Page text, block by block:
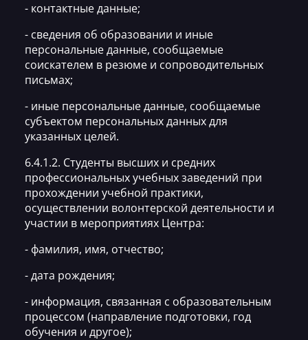
- контактные данные;
- сведения об образовании и иные
персональные данные, сообщаемые
соискателем в резюме и сопроводительных
письмах;
- иные персональные данные, сообщаемые
субъектом персональных данных для
указанных целей.
6.4.1.2. Студенты высших и средних
профессиональных учебных заведений при
прохождении учебной практики,
осуществлении волонтерской деятельности и
участии в мероприятиях Центра:
- фамилия, имя, отчество;
- дата рождения;
- информация, связанная с образовательным
процессом (направление подготовки, год
обучения и другое);